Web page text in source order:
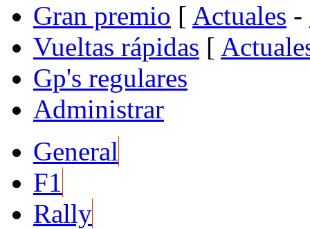
Gran premio [ Actuales -
Vueltas rápidas [
Gp's regulares
Administrar
General
F1
Rally